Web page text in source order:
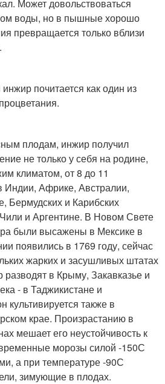
Может довольствоваться
воды, но в пышные хорошо
превращается только вблизи
почитается как один из
плодам, инжир получил
не только у себя на родине,
климатом, от 8 до 11
Индии, Африке, Австралии,
Бермудских и Карибских
и Аргентине. В Новом Свете
были высажены в Мексике в
появились в 1769 году, сейчас
жарких и засушливых штатах
в Крыму, Закавказье и
- в Таджикистане и
культивируется также в
крае. Произрастанию в
мешает его неустойчивость к
морозы силой -150С
а при температуре -90С
зимующие в плодах.